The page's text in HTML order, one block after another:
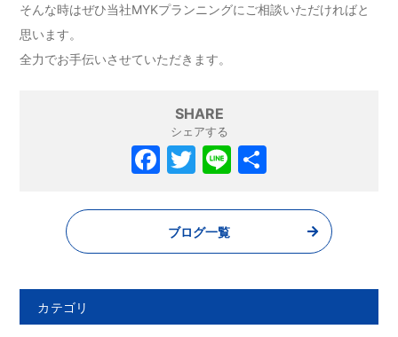
そんな時はぜひ当社MYKプランニングにご相談いただければと
思います。
全力でお手伝いさせていただきます。
SHARE
シェアする
ブログ一覧
カテゴリ